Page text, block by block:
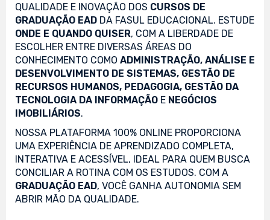
QUALIDADE E INOVAÇÃO DOS CURSOS DE
GRADUAÇÃO EAD DA FASUL EDUCACIONAL. ESTUDE
ONDE E QUANDO QUISER, COM A LIBERDADE DE
ESCOLHER ENTRE DIVERSAS ÁREAS DO
CONHECIMENTO COMO ADMINISTRAÇÃO, ANÁLISE E
DESENVOLVIMENTO DE SISTEMAS, GESTÃO DE
RECURSOS HUMANOS, PEDAGOGIA, GESTÃO DA
TECNOLOGIA DA INFORMAÇÃO E NEGÓCIOS
IMOBILIÁRIOS.
NOSSA PLATAFORMA 100% ONLINE PROPORCIONA
UMA EXPERIÊNCIA DE APRENDIZADO COMPLETA,
INTERATIVA E ACESSÍVEL, IDEAL PARA QUEM BUSCA
CONCILIAR A ROTINA COM OS ESTUDOS. COM A
GRADUAÇÃO EAD, VOCÊ GANHA AUTONOMIA SEM
ABRIR MÃO DA QUALIDADE.